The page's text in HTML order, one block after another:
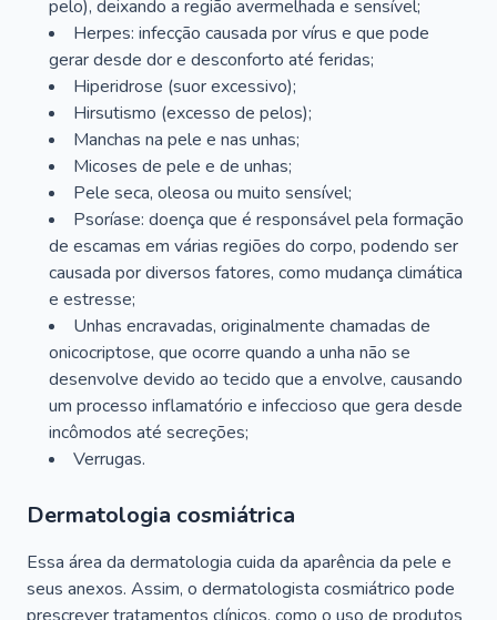
pelo), deixando a região avermelhada e sensível;
Herpes: infecção causada por vírus e que pode
gerar desde dor e desconforto até feridas;
Hiperidrose (suor excessivo);
Hirsutismo (excesso de pelos);
Manchas na pele e nas unhas;
Micoses de pele e de unhas;
Pele seca, oleosa ou muito sensível;
Psoríase: doença que é responsável pela formação
de escamas em várias regiões do corpo, podendo ser
causada por diversos fatores, como mudança climática
e estresse;
Unhas encravadas, originalmente chamadas de
onicocriptose, que ocorre quando a unha não se
desenvolve devido ao tecido que a envolve, causando
um processo inflamatório e infeccioso que gera desde
incômodos até secreções;
Verrugas.
Dermatologia cosmiátrica
Essa área da dermatologia cuida da aparência da pele e
seus anexos. Assim, o dermatologista cosmiátrico pode